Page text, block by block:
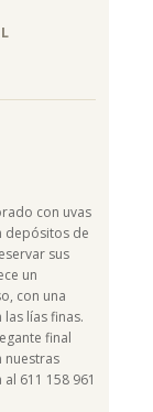
con uvas
depósitos de
sus
un
con una
lías finas.
final
nuestras
611 158 961